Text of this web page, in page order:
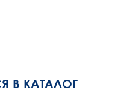
В КАТАЛОГ